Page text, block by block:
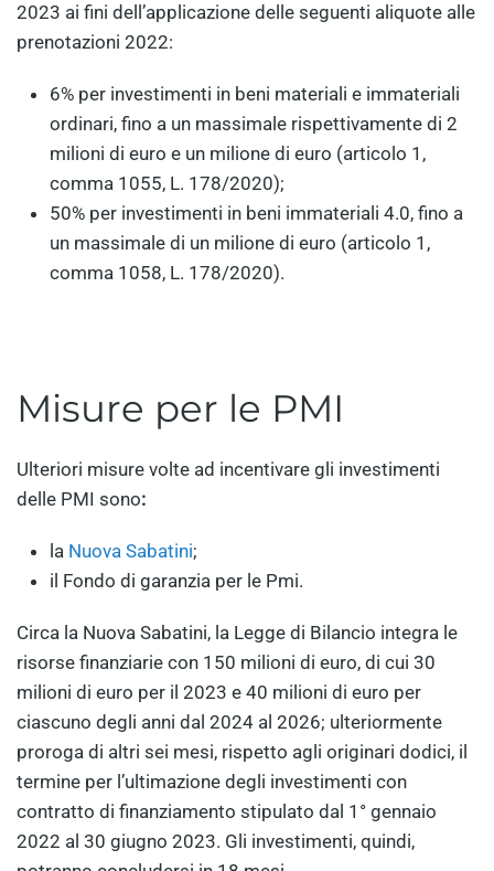
2023 ai fini dell’applicazione delle seguenti aliquote alle
prenotazioni 2022:
6% per investimenti in beni materiali e immateriali
ordinari, fino a un massimale rispettivamente di 2
milioni di euro e un milione di euro (articolo 1,
comma 1055, L. 178/2020);
50% per investimenti in beni immateriali 4.0, fino a
un massimale di un milione di euro (articolo 1,
comma 1058, L. 178/2020).
Misure per le PMI
Ulteriori misure volte ad incentivare gli investimenti
delle PMI sono:
la Nuova Sabatini;
il Fondo di garanzia per le Pmi.
Circa la Nuova Sabatini, la Legge di Bilancio integra le
risorse finanziarie con 150 milioni di euro, di cui 30
milioni di euro per il 2023 e 40 milioni di euro per
ciascuno degli anni dal 2024 al 2026; ulteriormente
proroga di altri sei mesi, rispetto agli originari dodici, il
termine per l’ultimazione degli investimenti con
contratto di finanziamento stipulato dal 1° gennaio
2022 al 30 giugno 2023. Gli investimenti, quindi,